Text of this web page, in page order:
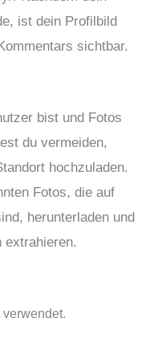
ist dein Profilbild
sichtbar.
bist und Fotos
du vermeiden,
hochzuladen.
Fotos, die auf
herunterladen und
extrahieren.